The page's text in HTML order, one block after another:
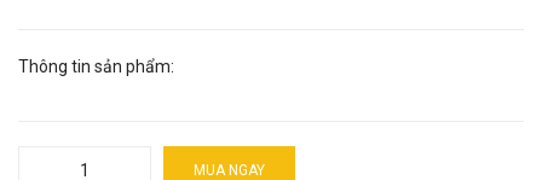
Thông tin sản phẩm:
MUA NGAY